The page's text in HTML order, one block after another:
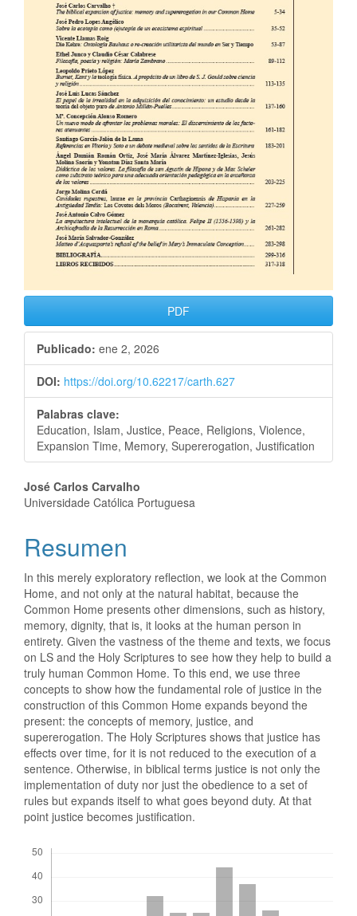
PDF
Publicado: ene 2, 2026
DOI: https://doi.org/10.62217/carth.627
Palabras clave:
Education, Islam, Justice, Peace, Religions, Violence,
Expansion Time, Memory, Supererogation, Justification
José Carlos Carvalho
Universidade Católica Portuguesa
Resumen
In this merely exploratory reflection, we look at the Common
Home, and not only at the natural habitat, because the
Common Home presents other dimensions, such as history,
memory, dignity, that is, it looks at the human person in
entirety. Given the vastness of the theme and texts, we focus
on LS and the Holy Scriptures to see how they help to build a
truly human Common Home. To this end, we use three
concepts to show how the fundamental role of justice in the
construction of this Common Home expands beyond the
present: the concepts of memory, justice, and
supererogation. The Holy Scriptures shows that justice has
effects over time, for it is not reduced to the execution of a
sentence. Otherwise, in biblical terms justice is not only the
implementation of duty nor just the obedience to a set of
rules but expands itself to what goes beyond duty. At that
point justice becomes justification.